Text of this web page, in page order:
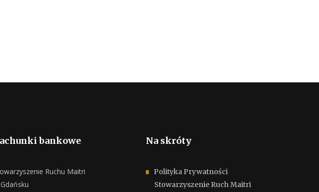
bankowe
Ruchu Maitri
Na skróty
Polityka Prywatności
Stowarzyszenie Ruch Maitri